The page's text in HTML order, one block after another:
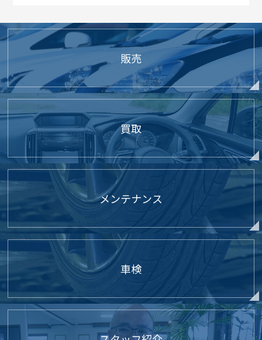
販売
買取
メンテナンス
車検